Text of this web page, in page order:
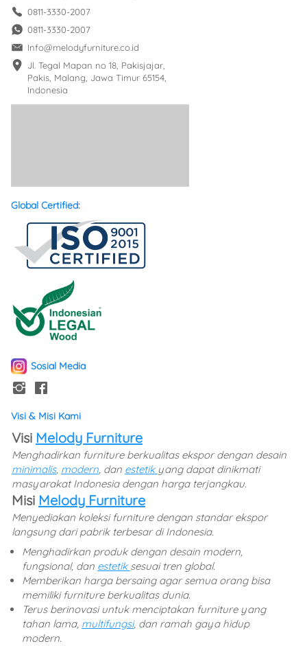
0811-3330-2007
0811-3330-2007
Info@melodyfurniture.co.id
Jl. Tegal Mapan no 18, Pakisjajar,
Pakis, Malang, Jawa Timur 65154,
Indonesia
Global Certified:
Sosial Media
Visi & Misi Kami
Visi Melody Furniture
minimalis, modern , dan estetik yang dapat dinikmati
masyarakat Indonesia dengan harga terjangkau.
Misi Melody Furniture
Menyediakan koleksi furniture dengan standar ekspor
langsung dari pabrik terbesar di Indonesia.
Menghadirkan produk dengan desain modern,
fungsional, dan estetik sesuai tren global.
Memberikan harga bersaing agar semua orang bisa
memiliki furniture berkualitas dunia.
Terus berinovasi untuk menciptakan furniture yang
tahan lama, multifungsi, dan ramah gaya hidup
modern.